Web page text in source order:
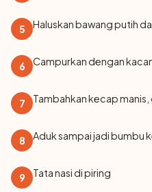
5 Haluskan bawang putih
6 Campurkan dengan
7 Tambahkan kecap manis,
8 Aduk sampai jadi bumbu
9 Tata nasi di piring